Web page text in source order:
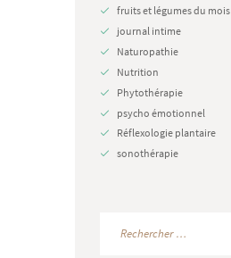
fruits et légumes du mois
journal intime
Naturopathie
Nutrition
Phytothérapie
psycho émotionnel
Réflexologie plantaire
sonothérapie